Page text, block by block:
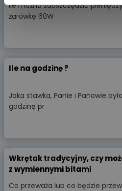
Ile można zaoszczędzić
żarówkę 60W
Ile na godzinę ?
Jaka stawka, Panie i Panowie
godzinę pr
Wkrętak tradycyjny, czy
z wymiennymi bitami
Co przeważa lub co będzie